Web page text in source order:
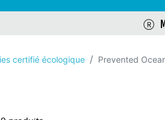
certifié écologique Prevented